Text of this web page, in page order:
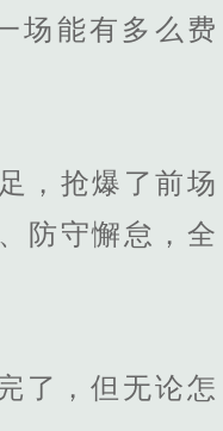
场能有多么费
，抢爆了前场
防守懈怠，全
了，但无论怎